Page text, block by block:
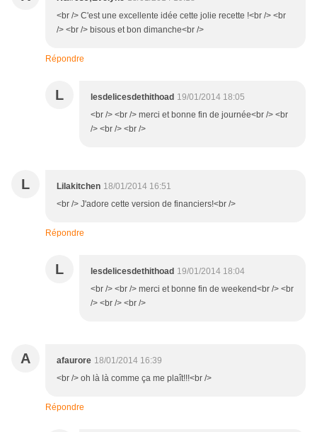
<br /> C'est une excellente idée cette jolie recette !<br /> <br
/> <br /> bisous et bon dimanche<br />
Répondre
L lesdelicesdethithoad 19/01/2014 18:05
<br /> <br /> merci et bonne fin de journée<br /> <br
/> <br /> <br />
L Lilakitchen 18/01/2014 16:51
<br /> J'adore cette version de financiers!<br />
Répondre
L lesdelicesdethithoad 19/01/2014 18:04
<br /> <br /> merci et bonne fin de weekend<br /> <br
/> <br /> <br />
A afaurore 18/01/2014 16:39
<br /> oh là là comme ça me plaît!!!<br />
Répondre